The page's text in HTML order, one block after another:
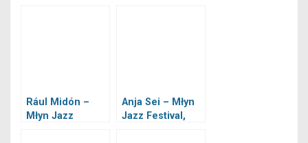
Rául Midón –
Młyn Jazz
Anja Sei – Młyn
Jazz Festival,